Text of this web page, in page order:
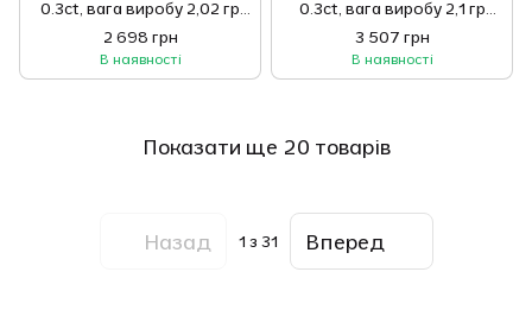
0.3ct, вага виробу 2,02 гр
(1189450) 17.5 розмір
2 698 грн
В наявності
0.3ct, вага виробу 2,1 гр
(1189450) 16.5 розмір
3 507 грн
В наявності
Показати ще 20 товарів
Назад 1 з 31 Вперед